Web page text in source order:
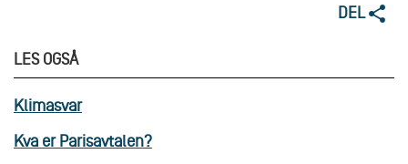
DEL
LES OGSÅ
Klimasvar
Kva er Parisavtalen?